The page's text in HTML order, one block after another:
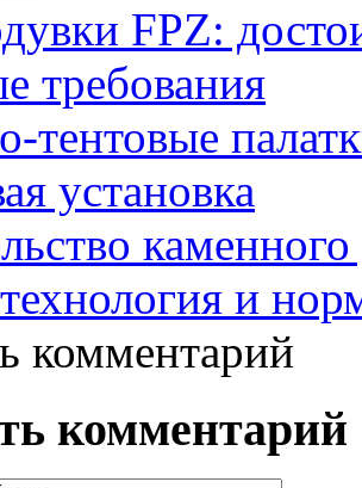
FPZ:
требования
тентовые
установка
и
комментарий
комментарий